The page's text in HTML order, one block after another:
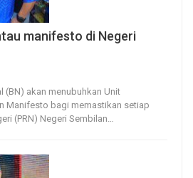
manifesto di Negeri
(BN) akan menubuhkan Unit
Manifesto bagi memastikan setiap
(PRN) Negeri Sembilan…